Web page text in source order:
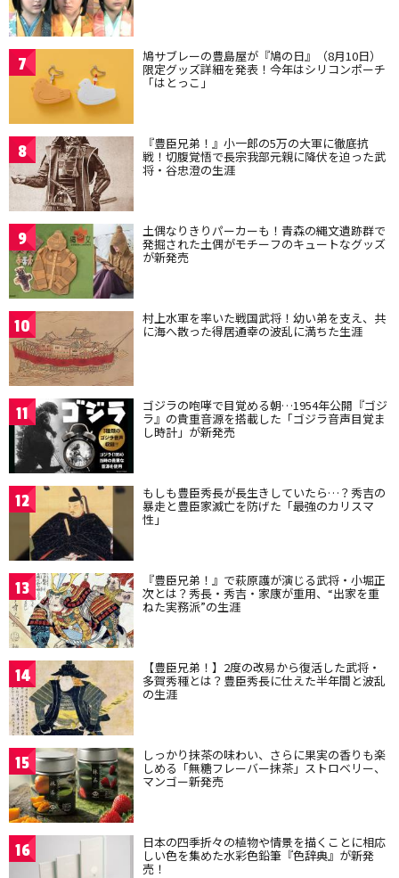
7 鳩サブレーの豊島屋が『鳩の日』（8月10日）
限定グッズ詳細を発表！今年はシリコンポーチ
「はとっこ」
8 『豊臣兄弟！』小一郎の5万の大軍に徹底抗
戦！切腹覚悟で長宗我部元親に降伏を迫った武
将・谷忠澄の生涯
9 土偶なりきりパーカーも！青森の縄文遺跡群で
発掘された土偶がモチーフのキュートなグッズ
が新発売
10 村上水軍を率いた戦国武将！幼い弟を支え、共
に海へ散った得居通幸の波乱に満ちた生涯
11 ゴジラの咆哮で目覚める朝…1954年公開『ゴジ
ラ』の貴重音源を搭載した「ゴジラ音声目覚ま
し時計」が新発売
12 もしも豊臣秀長が長生きしていたら…？秀吉の
暴走と豊臣家滅亡を防げた「最強のカリスマ
性」
13 『豊臣兄弟！』で萩原護が演じる武将・小堀正
次とは？秀長・秀吉・家康が重用、“出家を重
ねた実務派”の生涯
14 【豊臣兄弟！】2度の改易から復活した武将・
多賀秀種とは？豊臣秀長に仕えた半年間と波乱
の生涯
15 しっかり抹茶の味わい、さらに果実の香りも楽
しめる「無糖フレーバー抹茶」ストロベリー、
マンゴー新発売
16 日本の四季折々の植物や情景を描くことに相応
しい色を集めた水彩色鉛筆『色辞典』が新発
売！